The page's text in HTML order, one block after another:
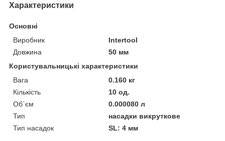
Характеристики
Основні
Виробник
Intertool
Довжина
50 мм
Користувальницькі характеристики
Вага
0.160 кг
Кількість
10 од.
Об`єм
0.000080 л
Тип
насадки викруткове
Тип насадок
SL: 4 мм